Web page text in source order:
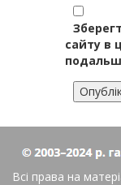
сайту в
Всі права на